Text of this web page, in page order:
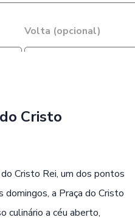
Volta (opcional)
Cristo
Cristo Rei, um dos pontos
domingos, a Praça do Cristo
culinário a céu aberto,